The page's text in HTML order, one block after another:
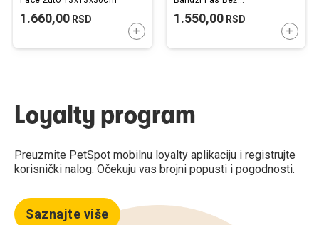
1.660,00 RSD
DODAJTE U KORPU
1.550,00RSD
Loyalty program
Preuzmite PetSpot mobilnu loyalty aplikaciju i registrujte
korisnički nalog. Očekuju vas brojni popusti i pogodnosti.
Saznajte više